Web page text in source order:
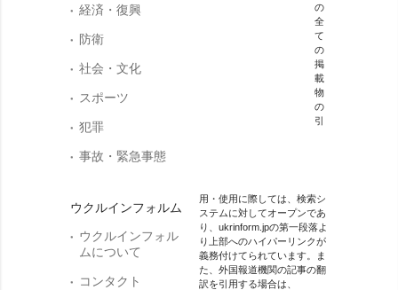
経済・復興
防衛
社会・文化
スポーツ
犯罪
事故・緊急事態
ウクルインフォルム
ウクルインフォル
ムについて
コンタクト
の
全
て
の
掲
載
物
の
引
用・使用に際しては、検索シ
ステムに対してオープンであ
り、ukrinform.jpの第一段落よ
り上部へのハイパーリンクが
義務付けてられています。ま
た、外国報道機関の記事の翻
訳を引用する場合は、